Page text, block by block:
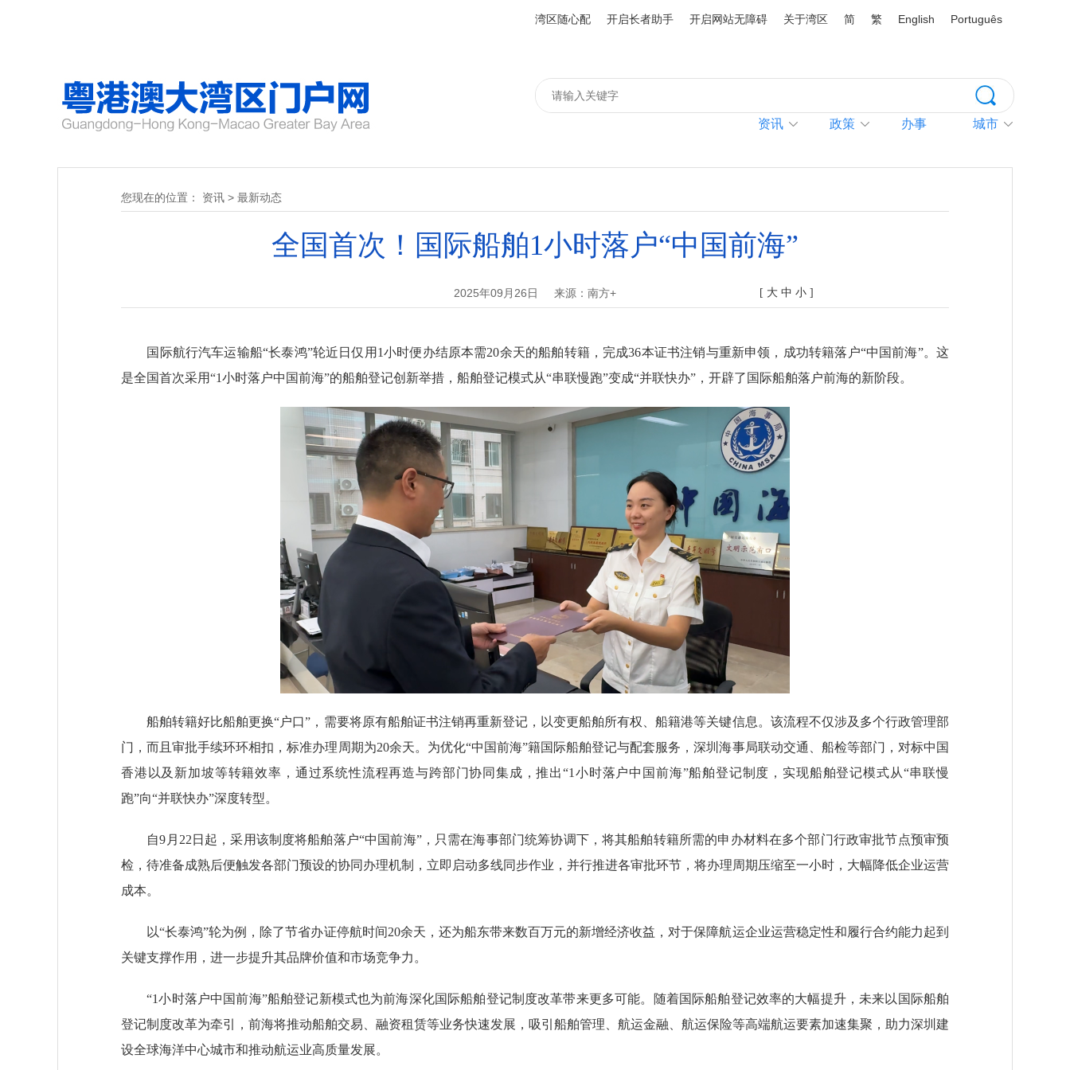
湾区随心配 开启长者助手 开启网站无障碍 关于湾区 简 繁 English Português
资讯 政策 办事 城市
您现在的位置： 资讯 > 最新动态
全国首次！国际船舶1小时落户“中国前海”
2025年09月26日 来源：南方+ [ 大 中 小 ]
国际航行汽车运输船“长泰鸿”轮近日仅用1小时便办结原本需20余天的船舶转籍，完成36本证书注销与重新申领，成功转籍落户“中国前海”。这
是全国首次采用“1小时落户中国前海”的船舶登记创新举措，船舶登记模式从“串联慢跑”变成“并联快办”，开辟了国际船舶落户前海的新阶段。
船舶转籍好比船舶更换“户口”，需要将原有船舶证书注销再重新登记，以变更船舶所有权、船籍港等关键信息。该流程不仅涉及多个行政管理部
门，而且审批手续环环相扣，标准办理周期为20余天。为优化“中国前海”籍国际船舶登记与配套服务，深圳海事局联动交通、船检等部门，对标中国
香港以及新加坡等转籍效率，通过系统性流程再造与跨部门协同集成，推出“1小时落户中国前海”船舶登记制度，实现船舶登记模式从“串联慢
跑”向“并联快办”深度转型。
自9月22日起，采用该制度将船舶落户“中国前海”，只需在海事部门统筹协调下，将其船舶转籍所需的申办材料在多个部门行政审批节点预审预
检，待准备成熟后便触发各部门预设的协同办理机制，立即启动多线同步作业，并行推进各审批环节，将办理周期压缩至一小时，大幅降低企业运营
成本。
以“长泰鸿”轮为例，除了节省办证停航时间20余天，还为船东带来数百万元的新增经济收益，对于保障航运企业运营稳定性和履行合约能力起到
关键支撑作用，进一步提升其品牌价值和市场竞争力。
“1小时落户中国前海”船舶登记新模式也为前海深化国际船舶登记制度改革带来更多可能。随着国际船舶登记效率的大幅提升，未来以国际船舶
登记制度改革为牵引，前海将推动船舶交易、融资租赁等业务快速发展，吸引船舶管理、航运金融、航运保险等高端航运要素加速集聚，助力深圳建
设全球海洋中心城市和推动航运业高质量发展。